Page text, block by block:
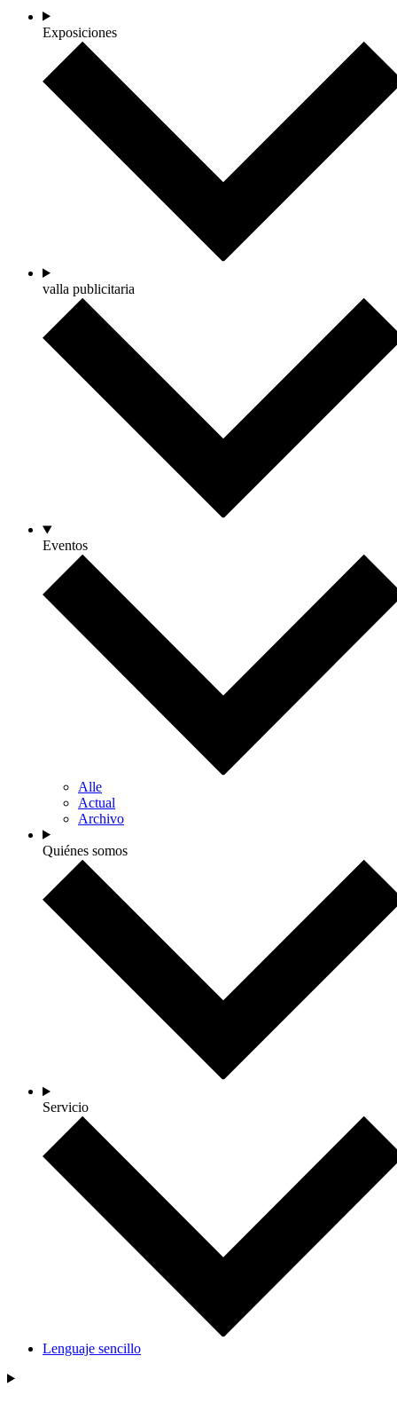
Exposiciones
valla publicitaria
Eventos
Alle
Actual
Archivo
Quiénes somos
Servicio
Lenguaje sencillo